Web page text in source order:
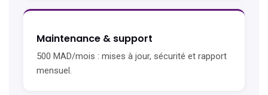
Maintenance & support
500 MAD/mois : mises à jour, sécurité et rapport
mensuel.